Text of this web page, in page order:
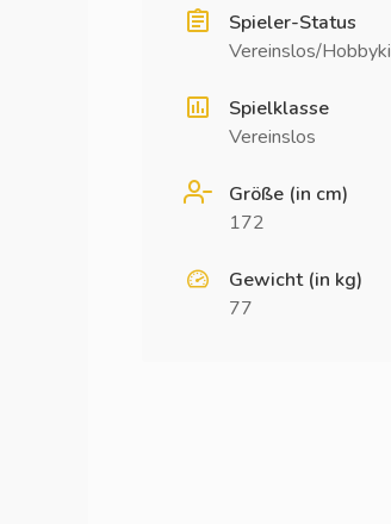
Spieler-Status
Vereinslos/
Spielklasse
Vereinslos
Größe (in cm)
172
Gewicht (in kg)
77